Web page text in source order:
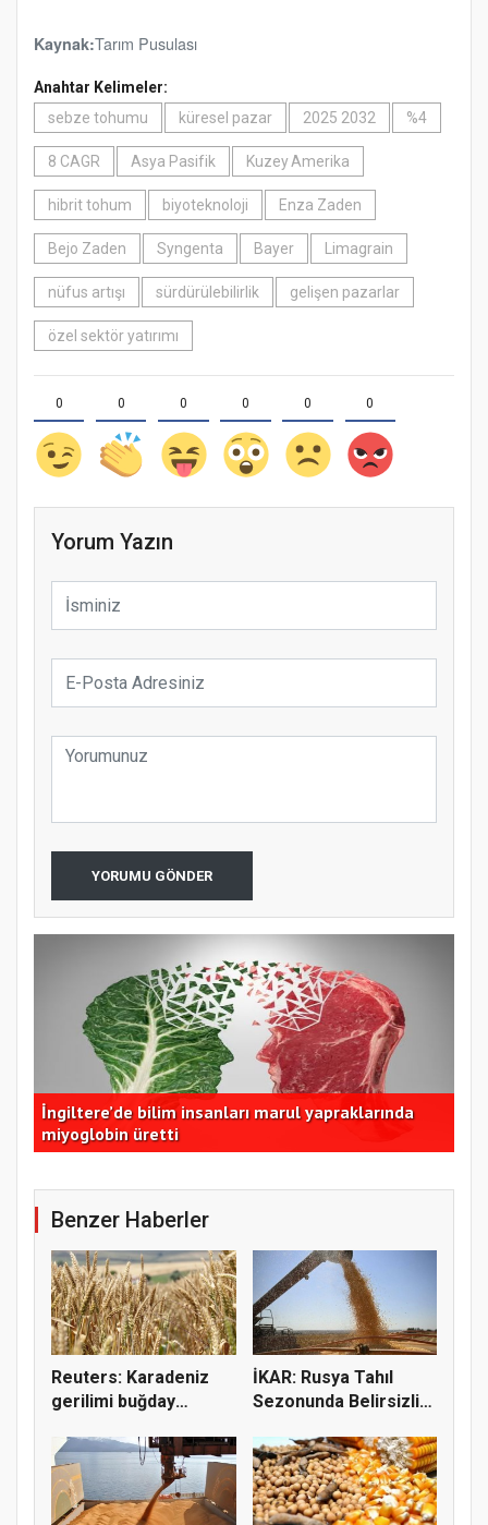
Kaynak:Tarım Pusulası
Anahtar Kelimeler:
sebze tohumu
küresel pazar 2025 2032 %4
8 CAGR Asya Pasifik Kuzey Amerika
hibrit tohum biyoteknoloji Enza Zaden
Bejo Zaden Syngenta Bayer Limagrain
nüfus artışı sürdürülebilirlik gelişen pazarlar
özel sektör yatırımı
0 0 0 0 0 0
Yorum Yazın
YORUMU GÖNDER
İzmir Büyükşehir Belediyesi, Torbalı’da kuru
domatesi destekliyor
Benzer Haberler
Reuters: Karadeniz
gerilimi buğday
İKAR: Rusya Tahıl
Sezonunda Belirsizlik